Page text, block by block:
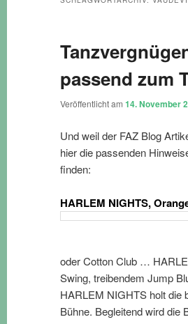
passend zum
Veröffentlicht am 14. November
Und weil der FAZ Blog
hier die passenden
finden:
HARLEM NIGHTS,
oder Cotton Club …
Swing, treibendem Jump
HARLEM NIGHTS holt die
Bühne. Begleitend wird die